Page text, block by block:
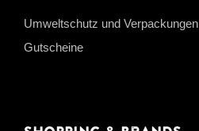
Umweltschutz und Verpackungen
Gutscheine